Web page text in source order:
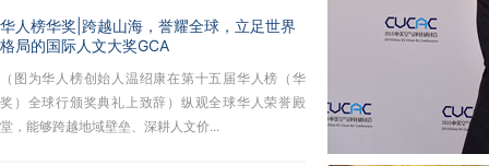
华人榜华奖|跨越山海，誉耀全球，立足世界
格局的国际人文大奖GCA
（图为华人榜创始人温绍康在第十五届华人榜（华
奖）全球行颁奖典礼上致辞）纵观全球华人荣誉殿
堂，能够跨越地域壁垒、深耕人文价...